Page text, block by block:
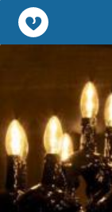
Popcorn.dating